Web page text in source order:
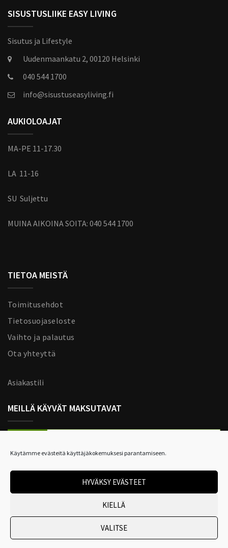
Käytämme evästeitä käyttäjäkokemuksesi parantamiseen.
HYVÄKSY EVÄSTEET
KIELLÄ
VALITSE
SISUSTUSLIIKE EASY LIVING
Sisutus ja Lifestyle
Uudenmaankatu 2, 00120 Helsinki
040 544 1700
info@sisustuseasyliving.fi
AUKIOLOAJAT
MA-PE 11-17.30
LA 11-16
SU Suljettu
MUINA AIKOINA SOITA: 040 544 1700
TIETOA MEISTÄ
Toimitusehdot
Tietosuojaseloste
Vaihto ja palautus
Ota yhteyttä
Asiakastili
MEILLÄ KÄYVÄT MAKSUTAVAT
Sisustuliike Easy Living © 2022–2023|Sivuston ylläpito:
Valakia Interactive